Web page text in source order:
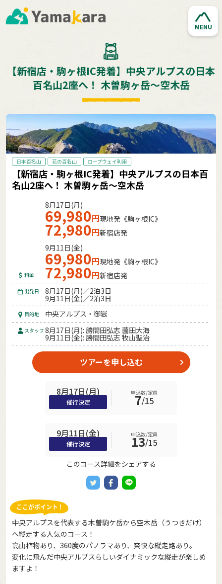
MENU
【新宿店・駒ヶ根IC発着】中央アルプスの日本
百名山2座へ！ 木曽駒ヶ岳～空木岳
日本百名山 花の百名山 ロープウェイ利用
【新宿店・駒ヶ根IC発着】中央アルプスの日本百
名山2座へ！ 木曽駒ヶ岳～空木岳
料金
8月17日(月)
69,980円現地発《駒ヶ根IC》
72,980円新宿店発
9月11日(金)
69,980円現地発《駒ヶ根IC》
72,980円新宿店発
出発日 8月17日(月)／2泊3日
9月11日(金)／2泊3日
目的地 中央アルプス・御嶽
スタッフ 8月17日(月): 勝間田弘志 薗田大海
9月11日(金): 勝間田弘志 牧山聖治
ツアーを申し込む
8月17日(月)
催行決定
申込数/定員
7/15
9月11日(金)
催行決定
申込数/定員
13/15
このコース詳細をシェアする
中央アルプスを代表する木曽駒ケ岳から空木岳（うつきだけ）
へ縦走する人気のコース！
高山植物あり、360度のパノラマあり、爽快な縦走路あり。
変化に飛んだ中央アルプスらしいダイナミックな縦走が楽しめ
ますよ！